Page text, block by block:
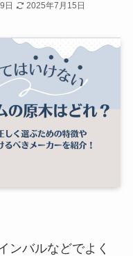
日 2025年7月15日
ンバルなどでよく